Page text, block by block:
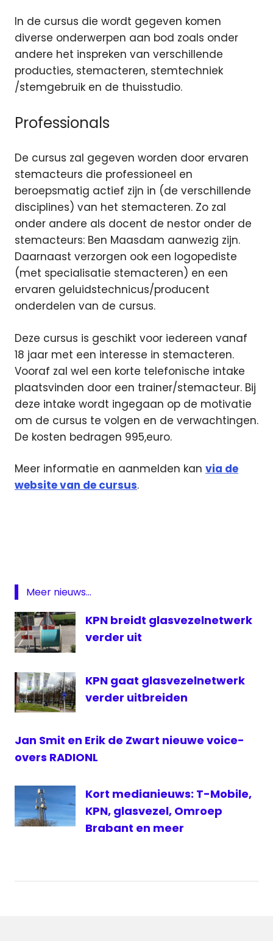
In de cursus die wordt gegeven komen
diverse onderwerpen aan bod zoals onder
andere het inspreken van verschillende
producties, stemacteren, stemtechniek
/stemgebruik en de thuisstudio.
Professionals
De cursus zal gegeven worden door ervaren
stemacteurs die professioneel en
beroepsmatig actief zijn in (de verschillende
disciplines) van het stemacteren. Zo zal
onder andere als docent de nestor onder de
stemacteurs: Ben Maasdam aanwezig zijn.
Daarnaast verzorgen ook een logopediste
(met specialisatie stemacteren) en een
ervaren geluidstechnicus/producent
onderdelen van de cursus.
Deze cursus is geschikt voor iedereen vanaf
18 jaar met een interesse in stemacteren.
Vooraf zal wel een korte telefonische intake
plaatsvinden door een trainer/stemacteur. Bij
deze intake wordt ingegaan op de motivatie
om de cursus te volgen en de verwachtingen.
De kosten bedragen 995,euro.
Meer informatie en aanmelden kan via de
website van de cursus.
voice-
over
Meer nieuws...
KPN breidt glasvezelnetwerk
verder uit
KPN gaat glasvezelnetwerk
verder uitbreiden
Jan Smit en Erik de Zwart nieuwe voice-
overs RADIONL
Kort medianieuws: T-Mobile,
KPN, glasvezel, Omroep
Brabant en meer